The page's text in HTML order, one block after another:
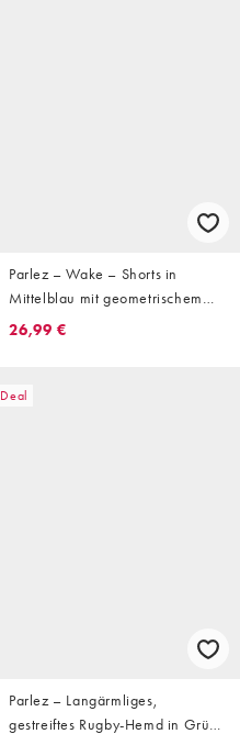
Parlez – Wake – Shorts in
Mittelblau mit geometrischem
Muster, Kombiteil
26,99 €
Deal
Parlez – Langärmliges,
gestreiftes Rugby-Hemd in Grün-